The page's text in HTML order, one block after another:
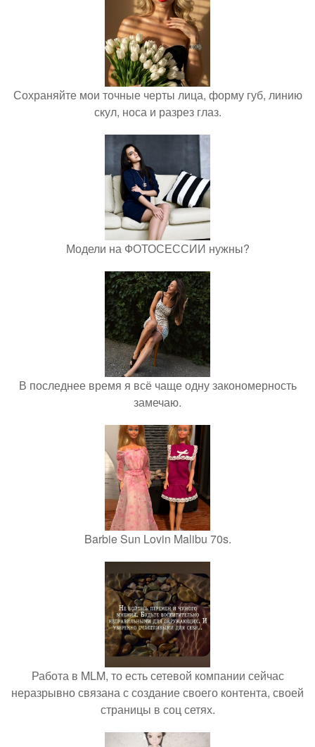
Сохраняйте мои точные черты лица, форму губ, линию
скул, носа и разрез глаз.
Модели на ФОТОСЕССИИ нужны?
В последнее время я всё чаще одну закономерность
замечаю.
Barbie Sun Lovin Malibu 70s.
Работа в MLM, то есть сетевой компании сейчас
неразрывно связана с создание своего контента, своей
страницы в соц сетях.